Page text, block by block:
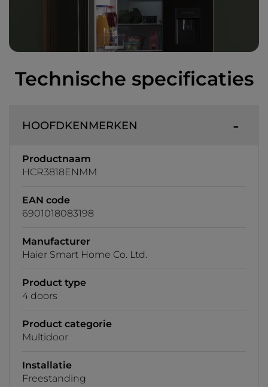
Technische specificaties
HOOFDKENMERKEN
Productnaam
HCR3818ENMM
EAN code
6901018083198
Manufacturer
Haier Smart Home Co. Ltd.
Product type
4 doors
Product categorie
Multidoor
Installatie
Freestanding